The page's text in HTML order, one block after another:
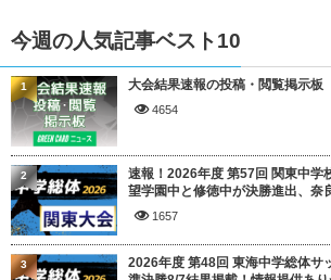
今週の人気記事ベスト10
大会結果速報の投稿・閲覧掲示板
4654
1
速報！2026年度 第57回 関東中学
望学園中と修徳中が決勝進出、奈
1657
2
2026年度 第48回 東海中学総体サ
3